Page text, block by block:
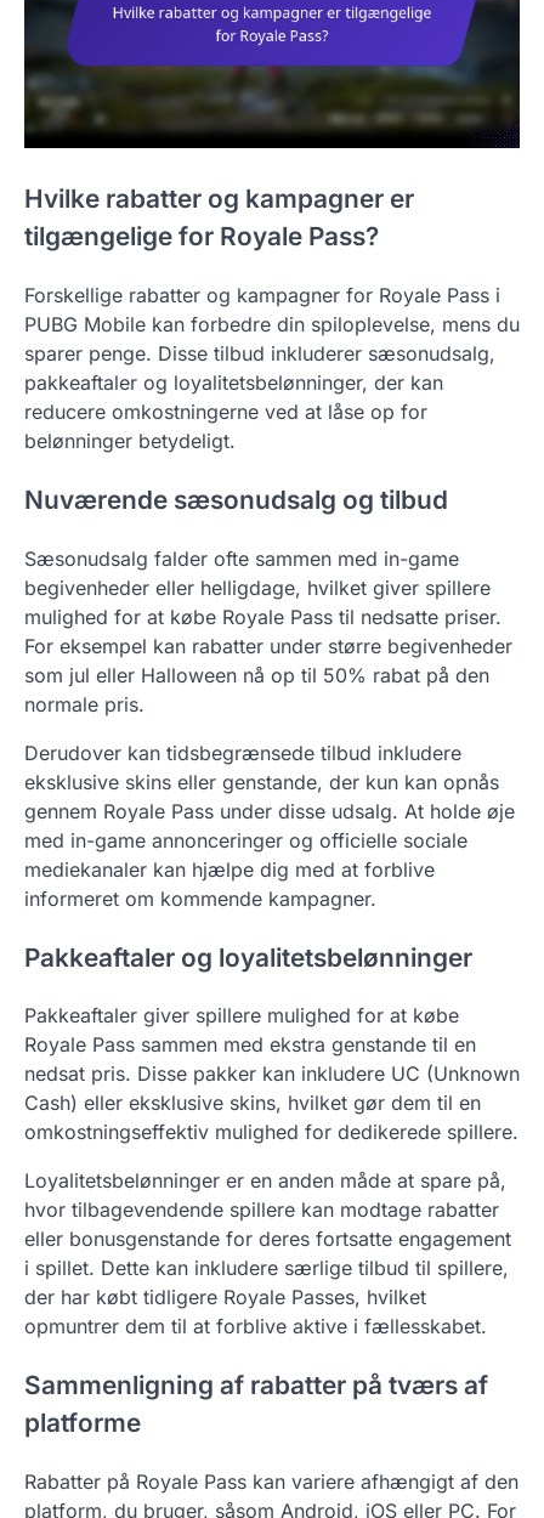
Hvilke rabatter og kampagner er
tilgængelige for Royale Pass?
Forskellige rabatter og kampagner for Royale Pass i
PUBG Mobile kan forbedre din spiloplevelse, mens du
sparer penge. Disse tilbud inkluderer sæsonudsalg,
pakkeaftaler og loyalitetsbelønninger, der kan
reducere omkostningerne ved at låse op for
belønninger betydeligt.
Nuværende sæsonudsalg og tilbud
Sæsonudsalg falder ofte sammen med in-game
begivenheder eller helligdage, hvilket giver spillere
mulighed for at købe Royale Pass til nedsatte priser.
For eksempel kan rabatter under større begivenheder
som jul eller Halloween nå op til 50% rabat på den
normale pris.
Derudover kan tidsbegrænsede tilbud inkludere
eksklusive skins eller genstande, der kun kan opnås
gennem Royale Pass under disse udsalg. At holde øje
med in-game annonceringer og officielle sociale
mediekanaler kan hjælpe dig med at forblive
informeret om kommende kampagner.
Pakkeaftaler og loyalitetsbelønninger
Pakkeaftaler giver spillere mulighed for at købe
Royale Pass sammen med ekstra genstande til en
nedsat pris. Disse pakker kan inkludere UC (Unknown
Cash) eller eksklusive skins, hvilket gør dem til en
omkostningseffektiv mulighed for dedikerede spillere.
Loyalitetsbelønninger er en anden måde at spare på,
hvor tilbagevendende spillere kan modtage rabatter
eller bonusgenstande for deres fortsatte engagement
i spillet. Dette kan inkludere særlige tilbud til spillere,
der har købt tidligere Royale Passes, hvilket
opmuntrer dem til at forblive aktive i fællesskabet.
Sammenligning af rabatter på tværs af
platforme
Rabatter på Royale Pass kan variere afhængigt af den
platform, du bruger, såsom Android, iOS eller PC. For